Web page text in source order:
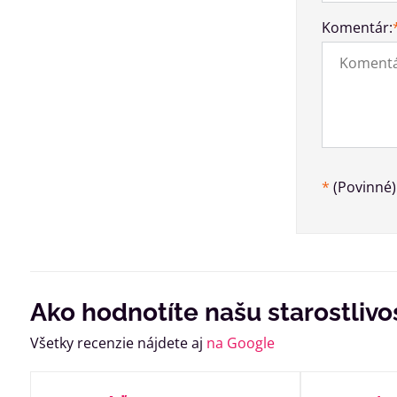
Komentár:
* (Povinné)
Ako hodnotíte našu
Všetky recenzie nájdete aj na Google